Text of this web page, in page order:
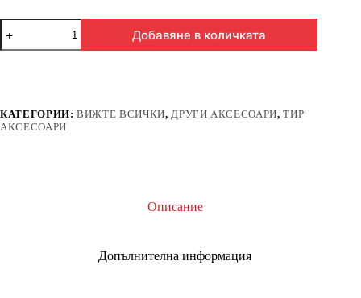
количество
за
10L
камион
Добавяне в количката
КАТЕГОРИИ:ВИЖТЕ ВСИЧКИ,ДРУГИ АКСЕСОАРИ,ТИР
АКСЕСОАРИ
Описание
Допълнителна информация